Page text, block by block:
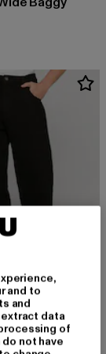
47,49 EUR
and to
and
data
of
not have